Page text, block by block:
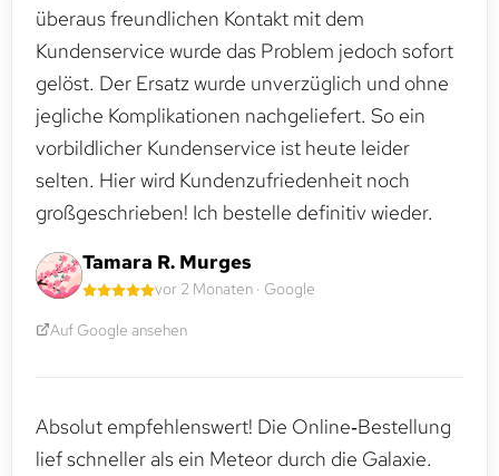
überaus freundlichen Kontakt mit dem
Kundenservice wurde das Problem jedoch sofort
gelöst. Der Ersatz wurde unverzüglich und ohne
jegliche Komplikationen nachgeliefert. So ein
vorbildlicher Kundenservice ist heute leider
selten. Hier wird Kundenzufriedenheit noch
großgeschrieben! Ich bestelle definitiv wieder.
Tamara R. Murges
vor 2 Monaten · Google
Auf Google ansehen
Absolut empfehlenswert! Die Online‑Bestellung
lief schneller als ein Meteor durch die Galaxie.